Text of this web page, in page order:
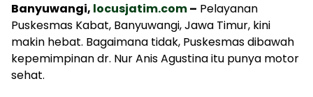
Banyuwangi, locusjatim.com– Pelayanan
Puskesmas Kabat, Banyuwangi, Jawa Timur, kini
makin hebat. Bagaimana tidak, Puskesmas dibawah
kepemimpinan dr. Nur Anis Agustina itu punya motor
sehat.